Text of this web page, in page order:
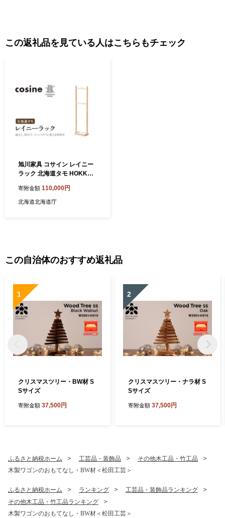
この返礼品を見ている人はこちらもチェック
旭川家具 コサイン レイニー
ラック 北海道タモ HOKKAI
ック 収納 家具 北海道産 タモ
材 国産 木工 インテリア 工芸
寄附金額 110,000円
北海道北海道庁
この自治体のおすすめ返礼品
1
クリスマスツリー・BW材 S
Sサイズ
寄附金額 37,500円
2
クリスマスツリー・ナラ材 S
Sサイズ
寄附金額 37,500円
ふるさと納税ホーム 工芸品・装飾品
その他木工品・竹工品
木製ワゴンのおもてなし・BW材＜松田工芸＞
ふるさと納税ホーム ランキング
工芸品・装飾品ランキング
その他木工品・竹工品ランキング
木製ワゴンのおもてなし・BW材＜松田工芸＞